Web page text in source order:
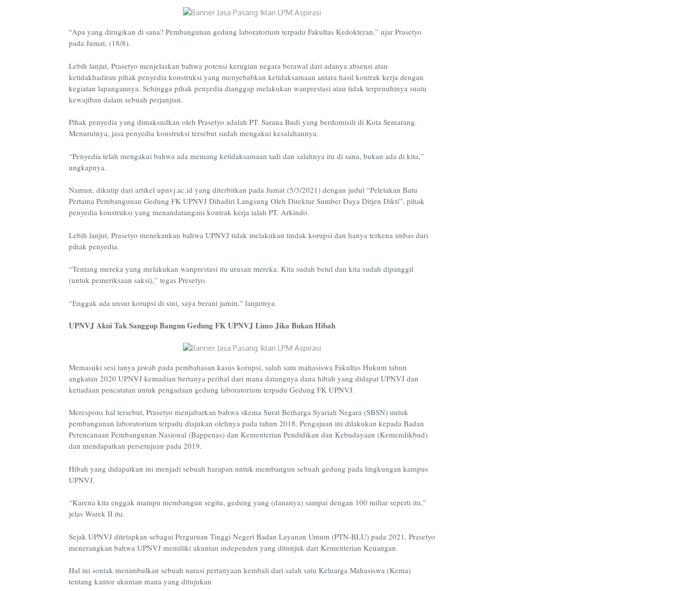
“Apa yang dirugikan di sana? Pembangunan gedung laboratorium terpadu Fakultas Kedokteran,” ujar Prasetyo
pada Jumat, (18/8).
Lebih lanjut, Prasetyo menjelaskan bahwa potensi kerugian negara berawal dari adanya absensi atau
ketidakhadiran pihak penyedia konstruksi yang menyebabkan ketidaksamaan antara hasil kontrak kerja dengan
kegiatan lapangannya. Sehingga pihak penyedia dianggap melakukan wanprestasi atau tidak terpenuhinya suatu
kewajiban dalam sebuah perjanjian.
Pihak penyedia yang dimaksudkan oleh Prasetyo adalah PT. Sarana Budi yang berdomisili di Kota Semarang.
Menurutnya, jasa penyedia konstruksi tersebut sudah mengakui kesalahannya.
“Penyedia telah mengakui bahwa ada memang ketidaksamaan tadi dan salahnya itu di sana, bukan ada di kita,”
ungkapnya.
Namun, dikutip dari artikel upnvj.ac.id yang diterbitkan pada Jumat (5/3/2021) dengan judul “Peletakan Batu
Pertama Pembangunan Gedung FK UPNVJ Dihadiri Langsung Oleh Direktur Sumber Daya Ditjen Dikti”, pihak
penyedia konstruksi yang menandatangani kontrak kerja ialah PT. Arkindo.
Lebih lanjut, Prasetyo menekankan bahwa UPNVJ tidak melakukan tindak korupsi dan hanya terkena imbas dari
pihak penyedia.
“Tentang mereka yang melakukan wanprestasi itu urusan mereka. Kita sudah betul dan kita sudah dipanggil
(untuk pemeriksaan saksi),” tegas Presetyo.
“Enggak ada unsur korupsi di sini, saya berani jamin,” lanjutnya.
UPNVJ Akui Tak Sanggup Bangun Gedung FK UPNVJ Limo Jika Bukan Hibah
Memasuki sesi tanya jawab pada pembahasan kasus korupsi, salah satu mahasiswa Fakultas Hukum tahun
angkatan 2020 UPNVJ kemudian bertanya perihal dari mana datangnya dana hibah yang didapat UPNVJ dan
ketiadaan pencatatan untuk pengadaan gedung laboratorium terpadu Gedung FK UPNVJ.
Merespons hal tersebut, Prasetyo menjabarkan bahwa skema Surat Berharga Syariah Negara (SBSN) untuk
pembangunan laboratorium terpadu diajukan olehnya pada tahun 2018. Pengajuan ini dilakukan kepada Badan
Perencanaan Pembangunan Nasional (Bappenas) dan Kementerian Pendidikan dan Kebudayaan (Kemendikbud)
dan mendapatkan persetujuan pada 2019.
Hibah yang didapatkan ini menjadi sebuah harapan untuk membangun sebuah gedung pada lingkungan kampus
UPNVJ.
“Karena kita enggak mampu membangun segitu, gedung yang (dananya) sampai dengan 100 miliar seperti itu,”
jelas Warek II itu.
Sejak UPNVJ ditetapkan sebagai Perguruan Tinggi Negeri Badan Layanan Umum (PTN-BLU) pada 2021, Prasetyo
menerangkan bahwa UPNVJ memiliki akuntan independen yang ditunjuk dari Kementerian Keuangan.
Hal ini sontak menimbulkan sebuah narasi pertanyaan kembali dari salah satu Keluarga Mahasiswa (Kema)
tentang kantor akuntan mana yang ditujukan